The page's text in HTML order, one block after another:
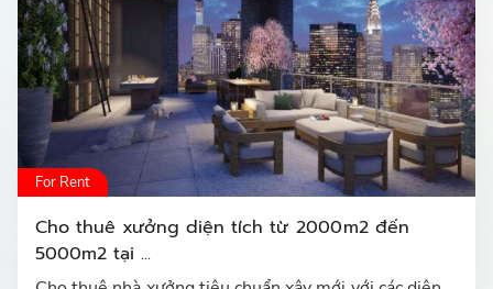
For Rent
Cho thuê xưởng diện tích từ 2000m2 đến
5000m2 tại ...